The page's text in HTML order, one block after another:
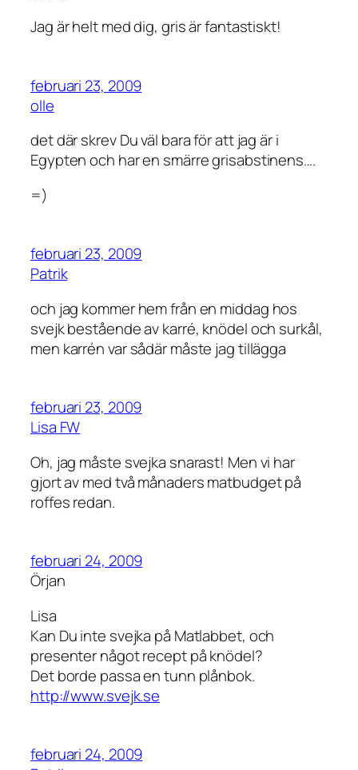
Jag är helt med dig, gris är fantastiskt!
februari 23, 2009
olle
det där skrev Du väl bara för att jag är i
Egypten och har en smärre grisabstinens….
=)
februari 23, 2009
Patrik
och jag kommer hem från en middag hos
svejk bestående av karré, knödel och surkål,
men karrén var sådär måste jag tillägga
februari 23, 2009
Lisa FW
Oh, jag måste svejka snarast! Men vi har
gjort av med två månaders matbudget på
roffes redan.
februari 24, 2009
Örjan
Lisa
Kan Du inte svejka på Matlabbet, och
presenter något recept på knödel?
Det borde passa en tunn plånbok.
http://www.svejk.se
februari 24, 2009